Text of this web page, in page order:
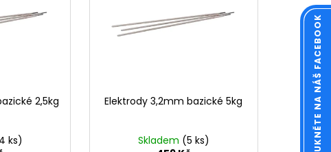
2,5kg
ks)
Elektrody 3,2mm bazické 5kg
Skladem (5 ks)
KOUKNĚTE NA NÁŠ FACEBOOK